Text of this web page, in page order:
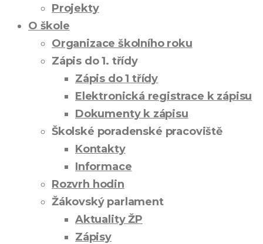
Projekty
O škole
Organizace školního roku
Zápis do 1. třídy
Zápis do 1 třídy
Elektronická registrace k zápisu
Dokumenty k zápisu
Školské poradenské pracoviště
Kontakty
Informace
Rozvrh hodin
Žákovský parlament
Aktuality ŽP
Zápisy